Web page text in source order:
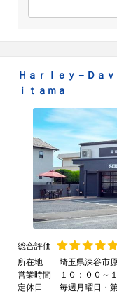
Ｈａｒｌｅｙ－Ｄａ
ｉｔａｍａ
総合評価
所在地
埼玉県深谷市
営業時間
１０：００～
定休日
毎週月曜日・